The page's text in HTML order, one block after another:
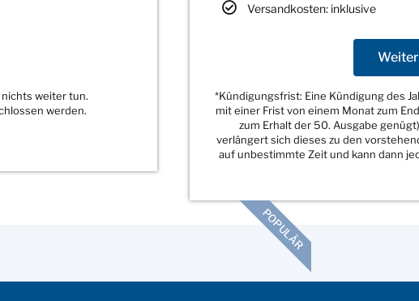
weiter tun.
werden.
Versandkosten: inklusive
*Kündigungsfrist: Eine Kündigung des
mit einer Frist von einem Monat zum
zum Erhalt der 50. Ausgabe
verlängert sich dieses zu den
auf unbestimmte Zeit und kann dann
POPULÄR